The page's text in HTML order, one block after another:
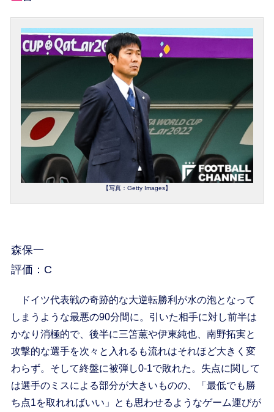
【写真：Getty Images】
森保一
評価：C
ドイツ代表戦の奇跡的な大逆転勝利が水の泡となって
しまうような最悪の90分間に。引いた相手に対し前半は
かなり消極的で、後半に三笘薫や伊東純也、南野拓実と
攻撃的な選手を次々と入れるも流れはそれほど大きく変
わらず。そして終盤に被弾し0-1で敗れた。失点に関して
は選手のミスによる部分が大きいものの、「最低でも勝
ち点1を取れればいい」とも思わせるようなゲーム運びが